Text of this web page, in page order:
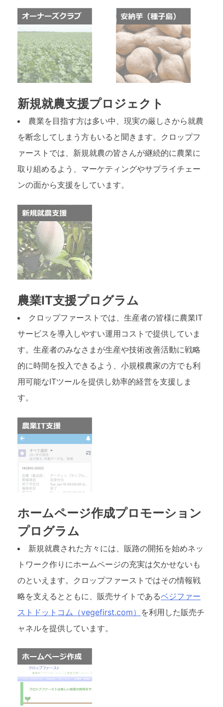
新規就農支援プロジェクト
農業を目指す方は多い中、現実の厳しさから就農
を断念してしまう方もいると聞きます。クロップフ
ァーストでは、新規就農の皆さんが継続的に農業に
取り組めるよう、マーケティングやサプライチェー
ンの面から支援をしています。
農業IT支援プログラム
クロップファーストでは、生産者の皆様に農業IT
サービスを導入しやすい運用コストで提供していま
す。生産者のみなさまが生産や技術改善活動に戦略
的に時間を投入できるよう、小規模農家の方でも利
用可能なITツールを提供し効率的経営を支援しま
す。
ホームページ作成プロモーション
プログラム
新規就農された方々には、販路の開拓を始めネッ
トワーク作りにホームページの充実は欠かせないも
のといえます。クロップファーストではその情報戦
略を支えるとともに、販売サイトであるベジファー
ストドットコム（vegefirst.com） を利用した販売チ
ャネルを提供しています。